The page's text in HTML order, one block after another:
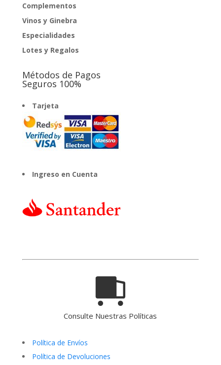
Complementos
Vinos y Ginebra
Especialidades
Lotes y Regalos
Métodos de Pagos
Seguros 100%
Tarjeta
Ingreso en Cuenta
Consulte Nuestras Políticas
Política de Envíos
Política de Devoluciones